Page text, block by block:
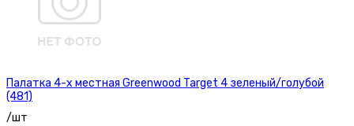
Палатка 4-х местная Greenwood Target 4 зеленый/голубой
(481)
/шт